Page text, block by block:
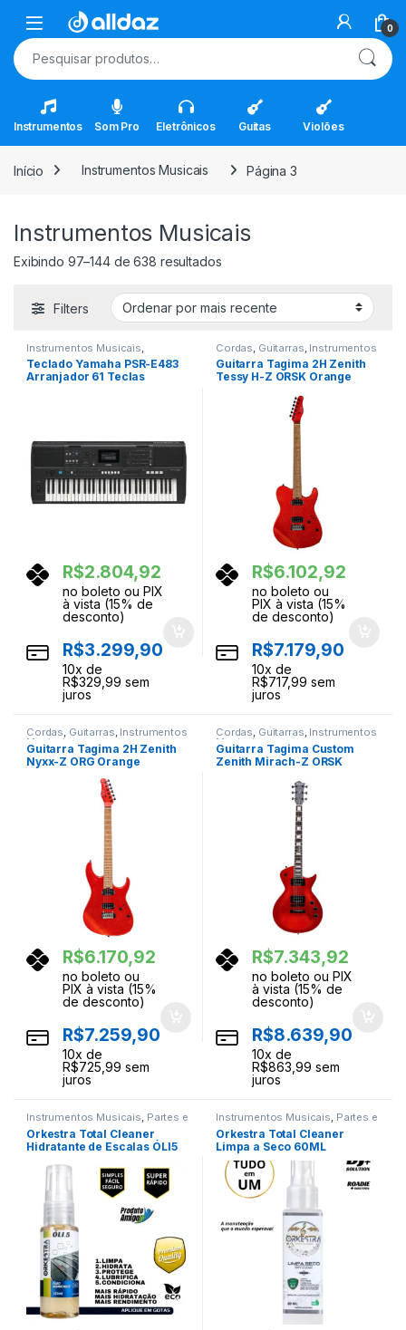
Skip to navigation
Skip to content
Open 0
Pesquisar por:
Instrumentos Som Pro Eletrônicos Guitas Violões
Início Instrumentos Musicais Página 3
Instrumentos Musicais
Exibindo 97–144 de 638 resultadosClassificado por mais recente
Filters
Instrumentos Musicais
Teclados ,Teclas
Teclado Yamaha PSR-E483
Arranjador 61 Teclas
R$2.804,92
no boleto ou PIX
à vista (15% de
desconto)
R$3.299,90
10x de
R$329,99 sem
juros
Cordas Guitarras Instrumentos
Musicais
Guitarra Tagima 2H Zenith
Tessy H-Z ORSK Orange
R$6.102,92
no boleto ou
PIX à vista (15%
de desconto)
R$7.179,90
10x de
R$717,99 sem
juros
Cordas, Guitarras, Instrumentos
Musicais
Guitarra Tagima 2H Zenith
Nyxx-Z ORG Orange
R$6.170,92
no boleto ou
PIX à vista (15%
de desconto)
R$7.259,90
10x de
R$725,99 sem
juros
Cordas, Guitarras, Instrumentos
Musicais
Guitarra Tagima Custom
Zenith Mirach-Z ORSK
R$7.343,92
no boleto ou PIX
à vista (15% de
desconto)
R$8.639,90
10x de
R$863,99 sem
juros
Instrumentos Musicais, Partes e
Acessorios
Orkestra Total Cleaner
Hidratante de Escalas ÓLI5
Instrumentos Musicais, Partes e
Acessorios
Orkestra Total Cleaner
Limpa a Seco 60ML